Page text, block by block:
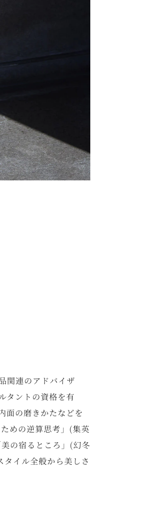
関連のアドバイザ
タントの資格を有
面の磨きかたなどを
めの逆算思考」(集英
の宿るところ」(幻冬
イル全般から美しさ